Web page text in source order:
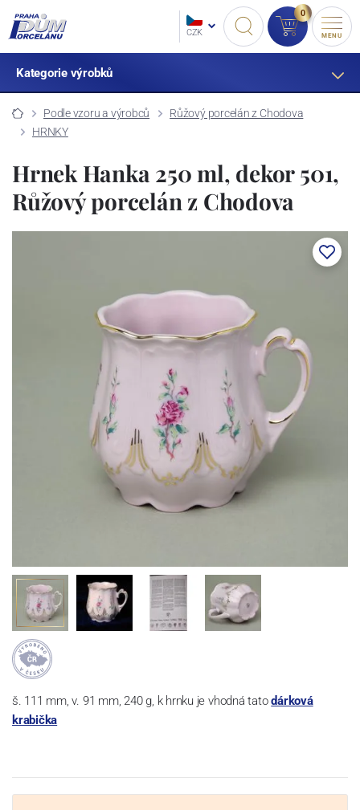
CZK
0
MENU
Kategorie výrobků
Podle vzoru a výrobců
Růžový porcelán z Chodova
HRNKY
Hrnek Hanka 250 ml, dekor 501,
Růžový porcelán z Chodova
š. 111 mm, v. 91 mm, 240 g, k hrnku je vhodná tato dárková
krabička